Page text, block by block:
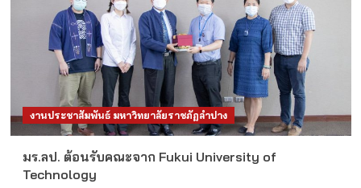
งานประชาสัมพันธ์ มหาวิทยาลัยราชภัฏลำปาง
มร.ลป. ต้อนรับคณะจาก Fukui University of
Technology